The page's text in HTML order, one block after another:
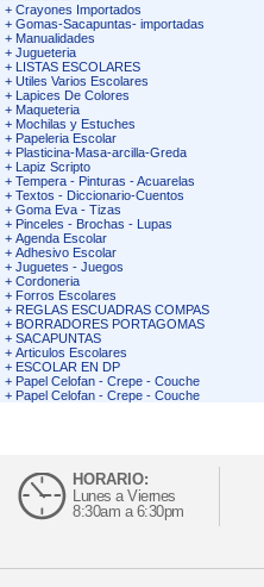
+ Crayones Importados
+ Gomas-Sacapuntas- importadas
+ Manualidades
+ Jugueteria
+ LISTAS ESCOLARES
+ Utiles Varios Escolares
+ Lapices De Colores
+ Maqueteria
+ Mochilas y Estuches
+ Papeleria Escolar
+ Plasticina-Masa-arcilla-Greda
+ Lapiz Scripto
+ Tempera - Pinturas - Acuarelas
+ Textos - Diccionario-Cuentos
+ Goma Eva - Tizas
+ Pinceles - Brochas - Lupas
+ Agenda Escolar
+ Adhesivo Escolar
+ Juguetes - Juegos
+ Cordoneria
+ Forros Escolares
+ REGLAS ESCUADRAS COMPAS
+ BORRADORES PORTAGOMAS
+ SACAPUNTAS
+ Articulos Escolares
+ ESCOLAR EN DP
+ Papel Celofan - Crepe - Couche
+ Papel Celofan - Crepe - Couche
HORARIO:
Lunes a Viernes
8:30am a 6:30pm